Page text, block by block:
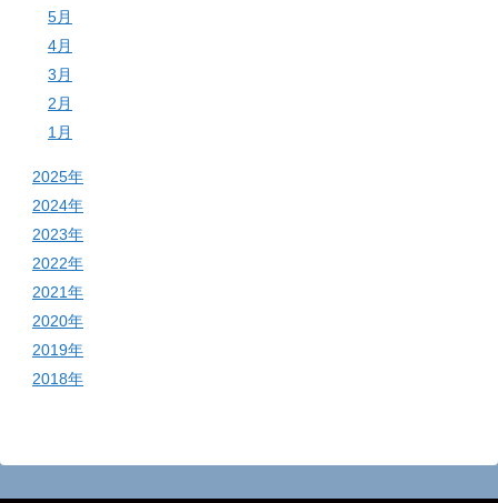
5月
4月
3月
2月
1月
2025年
2024年
2023年
2022年
2021年
2020年
2019年
2018年